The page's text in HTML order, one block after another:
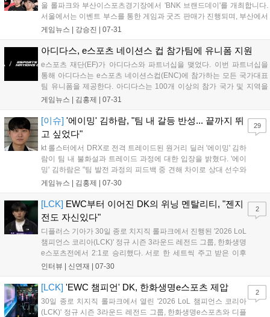
울 롤파크와 부산이스포츠경기장에서 'BNK 브랜드데이'를 개최합니다.
서울에서는 이벤트 부스를 통한 게임과 굿즈 판매가 진행되며, 부산에서
는 뷰잉파티와 함께 스탬프 투어, 미션 게임 등 다양한 체험형 콘텐츠가
며, 팬들에게 BNK와 피어엑스가 만드는 브랜드 가치를 직접 경험할 기
회를 제공할 예정입니다....
게임뉴스 | 강승진 | 07-31
아디다스, e스포츠 네이션스 컵 참가팀에 유니폼 지원
e스포츠 재단(EF)가 아디다스와 파트너십을 맺었다. 이번 파트너십을
통해 아디다스는 e스포츠 네이션스컵(ENC)에 참가하는 모든 국가대표
팀 유니폼을 제공한다. 아디다스는 100개 이상의 참가 국가 및 지역을
위해 맞춤형 경기복을 디자인 및 제작하며, 2,000여 명의 선수와 코치를
트레이...
게임뉴스 | 김홍제 | 07-31
[이슈] '에이밍' 김하람, "팀 내 갈등 반성... 끝까지 뛰
고 싶었다"
kt 롤스터에서 DRX로 전격 트레이드된 원거리 딜러 '에이밍' 김하
람이 팀 내 불화설과 트레이드 과정에 대한 입장을 밝혔다. '에이
밍' 김하람은 "팀 발전 과정의 피드백 중 견해 차이로 상대 선수와
감정적인 언쟁이 오갔고, 이 과정에서 부적절한 언행을 주고받은
을 통해 프로로서 비즈니스적 관계...
게임뉴스 | 김홍제 | 07-30
29
[LCK] EWC부터 이어진 DK의 위닝 멘탈리티, "젠지
전도 자신있다"
디플러스 기아가 30일 종로 치지직 롤파크에서 진행된 '2026 LoL
챔피언스 코리아(LCK)' 정규 시즌 3라운드 레전드 그룹, 한화생명
e스포츠전에서 2:1로 승리했다. 서로 한 세트씩 주고 받은 이후
마지막 3세트를 불리하게 출발했으나, 7,000 골드 이상의 격차를
날 POM에 선정된 '...
인터뷰 | 신연재 | 07-30
2
[LCK] 'EWC 챔피언' DK, 한화생명e스포츠 제압
30일 종로 치지직 롤파크에서 열린 '2026 LoL 챔피언스 코리아
(LCK)' 정규 시즌 3라운드 레전드 그룹, 한화생명e스포츠와 디플
2